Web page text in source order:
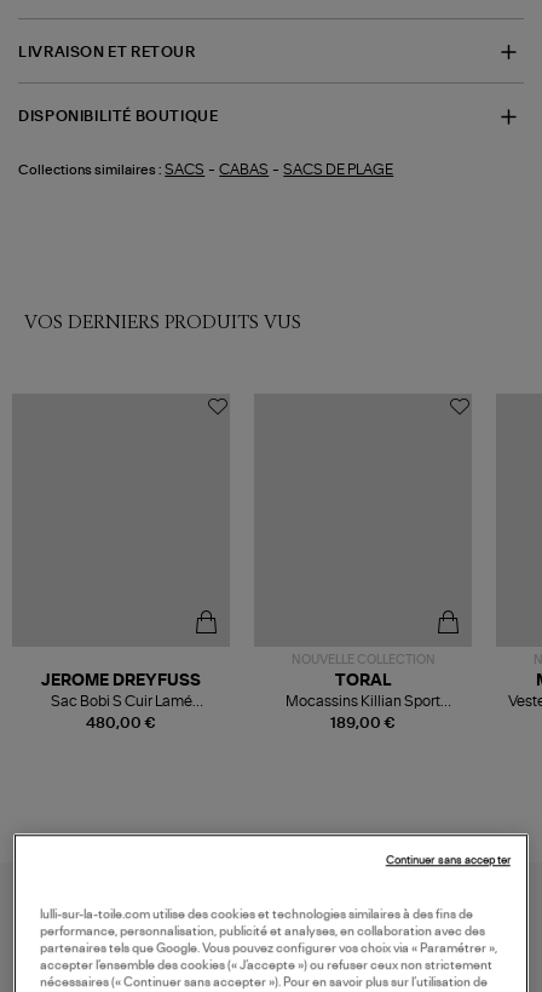
LIVRAISON ET RETOUR
DISPONIBILITÉ BOUTIQUE
Collections similaires : SACS -CABAS -SACS DE PLAGE
VOS DERNIERS PRODUITS VUS
480,00 €
JEROME DREYFUSS
Sac Bobi S Cuir Lamé
Champagne
NOUVELLE COLLECTION
189,00 €
TORAL
Mocassins Killian Sport
Mousse
lulli-sur-la-toile.com utilise des cookies et technologies similaires à des fins de
performance, personnalisation, publicité et analyses, en collaboration avec des
partenaires tels que Google. Vous pouvez configurer vos choix via « Paramétrer »,
accepter l’ensemble des cookies (« J’accepte ») ou refuser ceux non strictement
nécessaires (« Continuer sans accepter »). Pour en savoir plus sur l’utilisation de
Continuer sans accepter